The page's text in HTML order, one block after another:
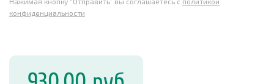
конфиденциальности